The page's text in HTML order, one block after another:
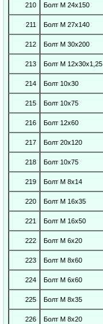
210 Болт М 24х150
211 Болт М 27х140
212 Болт М 30х200
213 Болт М 12х30х1,25
214 Болт 10х30
215 Болт 10х75
216 Болт 12х60
217 Болт 20х120
218 Болт 10х75
219 Болт М 8х14
220 Болт М 16х35
221 Болт М 16х50
222 Болт М 6х20
223 Болт М 8х60
224 Болт М 6х60
225 Болт М 8х35
226 Болт М 8х20